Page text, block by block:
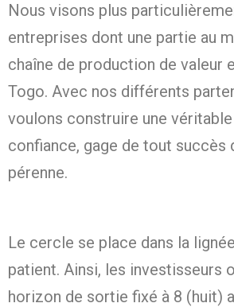
Nous visons plus
entreprises dont une partie au
chaîne de production de valeur
Togo. Avec nos différents
voulons construire une
confiance, gage de tout succès
pérenne.
Le cercle se place dans la
patient. Ainsi, les investisseurs
horizon de sortie fixé à 8 (huit)